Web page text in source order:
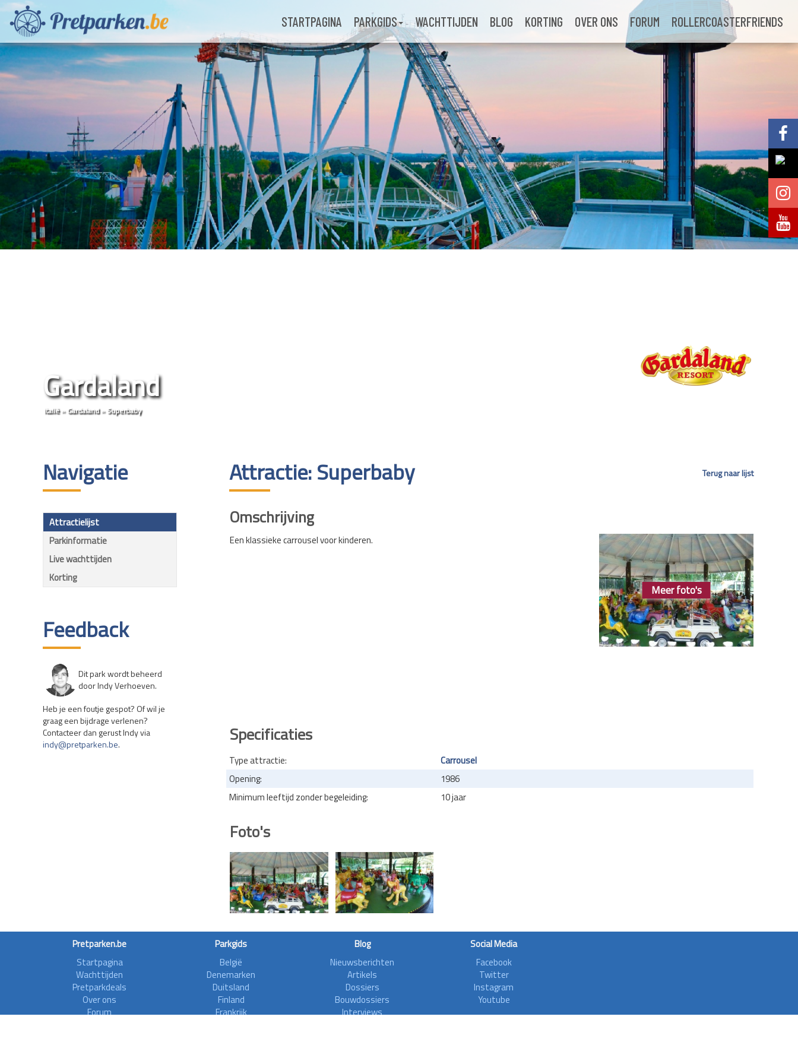
STARTPAGINA PARKGIDS WACHTTIJDEN BLOG KORTING OVER ONS FORUM ROLLERCOASTERFRIENDS
Volg @Pretparkenbe
Volg @Pretparkenbe
Volg @Pretparken.be
Volg @Pretparkenbe
Gardaland
Italië»Gardaland»Superbaby
Navigatie
Attractielijst
Parkinformatie
Live wachttijden
Korting
Feedback
Dit park wordt beheerd
door Indy Verhoeven.
Heb je een foutje gespot? Of wil je
graag een bijdrage verlenen?
Contacteer dan gerust Indy via
indy@pretparken.be.
Attractie: Superbaby Terug naar lijst
Omschrijving
Meer foto's
Een klassieke carrousel voor kinderen.
Specificaties
Type attractie:
Carrousel
Opening:
1986
Minimum leeftijd zonder begeleiding:
10 jaar
Foto's
Pretparken.be
Startpagina
Wachttijden
Pretparkdeals
Over ons
Forum
Parkgids
België
Denemarken
Duitsland
Finland
Frankrijk
Blog
Nieuwsberichten
Artikels
Dossiers
Bouwdossiers
Interviews
Social Media
Facebook
Twitter
Instagram
Youtube